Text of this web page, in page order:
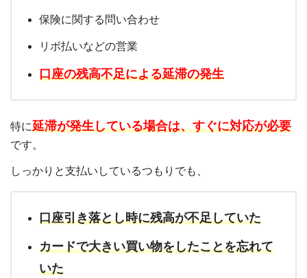
保険に関する問い合わせ
リボ払いなどの営業
口座の残高不足による延滞の発生
特に延滞が発生している場合は、すぐに対応が必要
です。
しっかりと支払いしているつもりでも、
口座引き落とし時に残高が不足していた
カードで大きい買い物をしたことを忘れて
いた